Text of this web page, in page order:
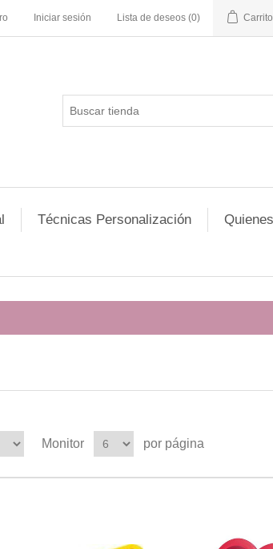
Iniciar sesión Lista de deseos (0)
Técnicas Personalización
Monitor por página